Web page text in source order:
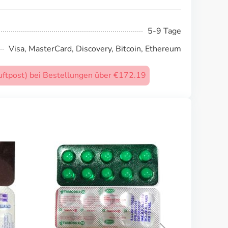
5-9 Tage
Visa, MasterCard, Discovery, Bitcoin, Ethereum
bei Bestellungen über €172.19
Cyklokapron